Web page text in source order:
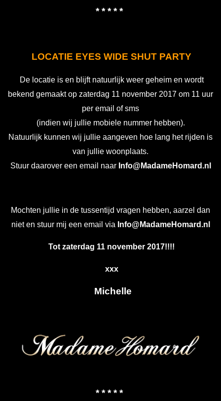
* * * * *
LOCATIE EYES WIDE SHUT PARTY
De locatie is en blijft natuurlijk weer geheim en wordt
bekend gemaakt op zaterdag 11 november 2017 om 11 uur
per email of sms
(indien wij jullie mobiele nummer hebben).
Natuurlijk kunnen wij jullie aangeven hoe lang het rijden is
van jullie woonplaats.
Stuur daarover een email naar Info@MadameHomard.nl
Mochten jullie in de tussentijd vragen hebben, aarzel dan
niet en stuur mij een email via Info@MadameHomard.nl
Tot zaterdag 11 november 2017!!!!
xxx
Michelle
* * * * *